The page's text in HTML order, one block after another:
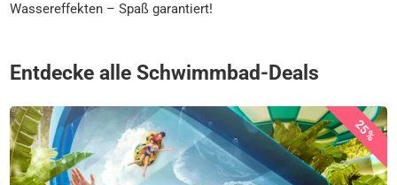
Wassereffekten – Spaß garantiert!
Entdecke alle Schwimmbad-Deals
25%